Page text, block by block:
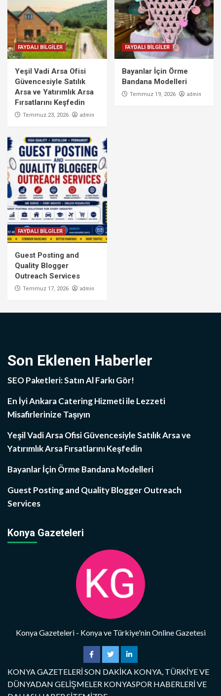
FAYDALI BİLGİLER
Yeşil Vadi Arsa Ofisi
Güvencesiyle Satılık
Arsa ve Yatırımlık Arsa
Fırsatlarını Keşfedin
Temmuz 23, 2026 admin
FAYDALI BİLGİLER
Bayanlar İçin Örme
Bandana Modelleri
Temmuz 19, 2026 admin
FAYDALI BİLGİLER
Guest Posting and
Quality Blogger
Outreach Services
Temmuz 17, 2026 admin
Son Eklenen Haberler
SEO Paketleri: Satın Al Farkı Gör!
En İyi Ankara Catering Hizmeti ile Lezzeti
Misafirlerinize Taşıyın
Yeşil Vadi Arsa Ofisi Güvencesiyle Satılık Arsa ve
Yatırımlık Arsa Fırsatlarını Keşfedin
Bayanlar İçin Örme Bandana Modelleri
Guest Posting and Quality Blogger Outreach
Services
Konya Gazeteleri
Konya Gazeteleri - Konya ve Türkiye'nin Online Gazetesi
KONYA GAZETELERİ SON DAKİKA KONYA, TÜRKİYE VE
DÜNYADAN GELİŞMELER KONYASPOR HABERLERİ VE